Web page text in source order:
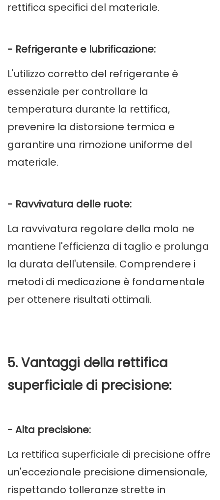
rettifica specifici del materiale.
- Refrigerante e lubrificazione:
L'utilizzo corretto del refrigerante è
essenziale per controllare la
temperatura durante la rettifica,
prevenire la distorsione termica e
garantire una rimozione uniforme del
materiale.
- Ravvivatura delle ruote:
La ravvivatura regolare della mola ne
mantiene l'efficienza di taglio e prolunga
la durata dell'utensile. Comprendere i
metodi di medicazione è fondamentale
per ottenere risultati ottimali.
5. Vantaggi della rettifica
superficiale di precisione:
- Alta precisione:
La rettifica superficiale di precisione offre
un'eccezionale precisione dimensionale,
rispettando tolleranze strette in